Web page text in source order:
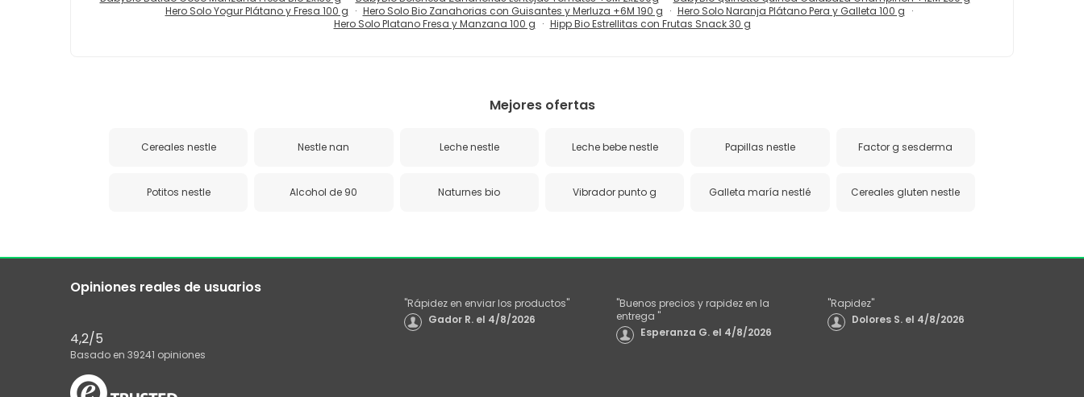
Hero Solo Yogur Plátano y Fresa 100 g
Hero Solo Bio Zanahorias con Guisantes y Merluza +6M 190 g
Hero Solo Naranja Plátano Pera y Galleta 100 g
Hero Solo Platano Fresa y Manzana 100 g
Hipp Bio Estrellitas con Frutas Snack 30 g
Mejores ofertas
Cereales nestle Nestle nan Leche nestle Leche bebe nestle Papillas nestle Factor g sesderma
Potitos nestle Alcohol de 90 Naturnes bio Vibrador punto g Galleta maría nestlé Cereales gluten nestle
Opiniones reales de usuarios
4,2/5
Basado en 39241 opiniones
"Rápidez en enviar los productos"
Gador R. el 4/8/2026
"Buenos precios y rapidez en la
entrega "
Esperanza G. el 4/8/2026
"Rapidez"
Dolores S. el 4/8/2026